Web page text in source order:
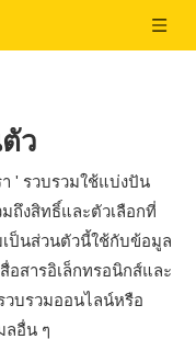
ว
' รวบรวมใช้แบ่งปัน
ถึงสิทธิ์และตัวเลือกที่
ป็นส่วนตัวนี้ใช้กับข้อมูล
อสารอิเล็กทรอนิกส์และ
บรวมออนไลน์หรือ
ลอื่น ๆ